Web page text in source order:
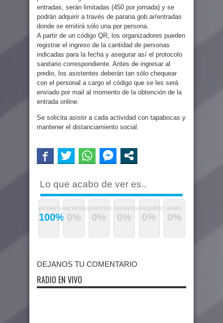
entradas, serán limitadas (450 por jornada) y se
podrán adquirir a través de parana.gob.ar/entradas
donde se emitirá sólo una por persona.
A partir de un código QR, los organizadores pueden
registrar el ingreso de la cantidad de personas
indicadas para la fecha y asegurar así el protocolo
sanitario correspondiente. Antes de ingresar al
predio, los asistentes deberán tan sólo chequear
con el personal a cargo el código que se les será
enviado por mail al momento de la obtención de la
entrada online.
Se solicita asistir a cada actividad con tapabocas y
mantener el distanciamiento social.
Lo que acabo de ver es..
INTERESANTE
100%
INCREIBLE
0%
EMOTIVO
0%
DIVERTIDO
0%
ASQUEROSO
0%
RARO
0%
DEJANOS TU COMENTARIO
RADIO EN VIVO